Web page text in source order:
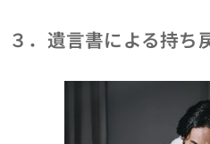
３．遺言書による持ち